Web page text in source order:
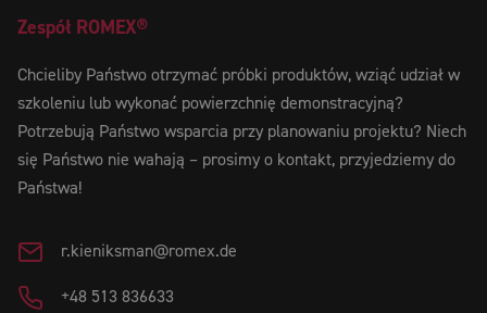
Zespół ROMEX®
Chcieliby Państwo otrzymać próbki produktów, wziąć udział w
szkoleniu lub wykonać powierzchnię demonstracyjną?
Potrzebują Państwo wsparcia przy planowaniu projektu? Niech
się Państwo nie wahają – prosimy o kontakt, przyjedziemy do
Państwa!
r.kieniksman@romex.de
+48 513 836633